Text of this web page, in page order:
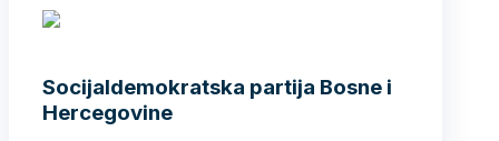
Socijaldemokratska partija Bosne i
Hercegovine